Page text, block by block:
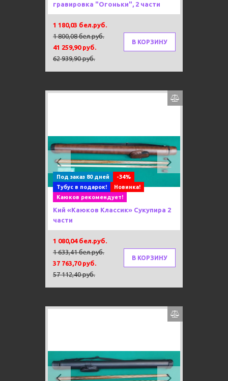
гравировка "Огоньки", 2 части
1 180,03 бел.руб.
1 800,08 бел.руб.
41 259,90 руб.
62 939,90 руб.
В КОРЗИНУ
Previous Next
Под заказ 80 дней
-34%
Тубус в подарок!
Новинка!
Каюков рекомендует!
Кий «Каюков Классик» Сукупира 2
части
1 080,04 бел.руб.
1 633,41 бел.руб.
37 763,70 руб.
57 112,40 руб.
В КОРЗИНУ
Previous